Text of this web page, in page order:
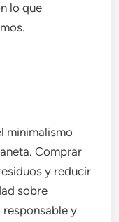
lo que
minimalismo
Comprar
y reducir
sobre
y